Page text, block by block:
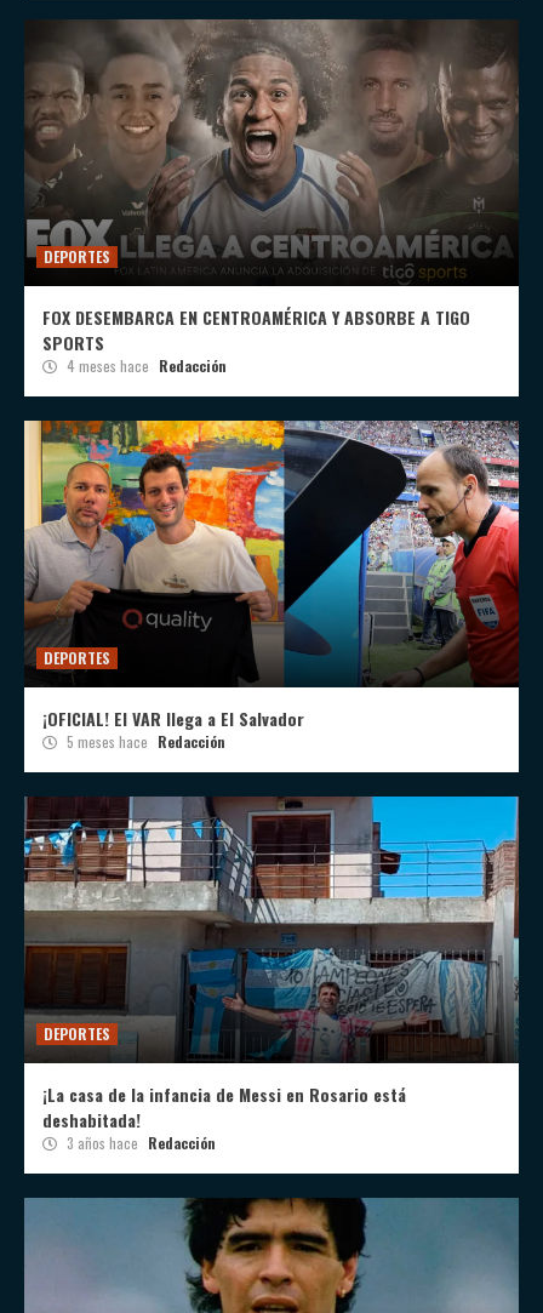
DEPORTES
FOX DESEMBARCA EN CENTROAMÉRICA Y ABSORBE A TIGO
SPORTS
4 meses hace Redacción
DEPORTES
¡OFICIAL! El VAR llega a El Salvador
5 meses hace Redacción
DEPORTES
¡La casa de la infancia de Messi en Rosario está
deshabitada!
3 años hace Redacción